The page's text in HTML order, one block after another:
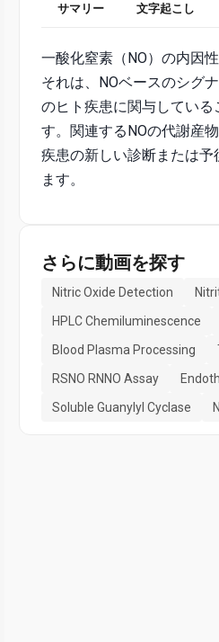
サマリー 文字起こし
一酸化窒素（NO）の内因
それは、NOベースのシグ
のヒト疾患に関与してい
す。関連するNOの代謝産
疾患の新しい診断または
ます。
さらに動画を探す
Nitric Oxide Detection
HPLC Chemiluminescence
Blood Plasma Processing
RSNO RNNO Assay
Soluble Guanylyl Cyclase